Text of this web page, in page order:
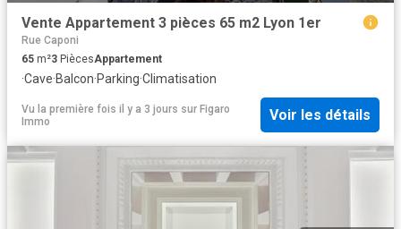
Vente Appartement 3 pièces 65 m2 Lyon 1er
Rue Caponi
65 m²3 PiècesAppartement
·Cave·Balcon·Parking·Climatisation
Vu la première fois il y a 3 jours sur Figaro
Immo
Voir les détails